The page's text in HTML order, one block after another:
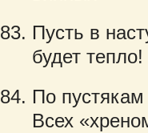
Пусть в
будет тепло!
По
Всех